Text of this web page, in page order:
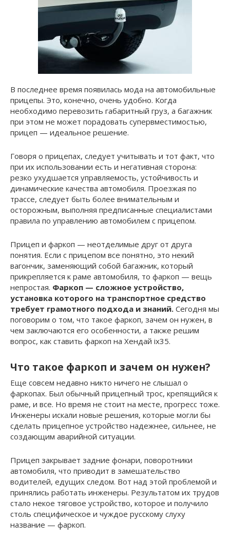
В последнее время появилась мода на автомобильные
прицепы. Это, конечно, очень удобно. Когда
необходимо перевозить габаритный груз, а багажник
при этом не может порадовать супервместимостью,
прицеп — идеальное решение.
Говоря о прицепах, следует учитывать и тот факт, что
при их использовании есть и негативная сторона:
резко ухудшается управляемость, устойчивость и
динамические качества автомобиля. Проезжая по
трассе, следует быть более внимательным и
осторожным, выполняя предписанные специалистами
правила по управлению автомобилем с прицепом.
Прицеп и фаркоп — неотделимые друг от друга
понятия. Если с прицепом все понятно, это некий
вагончик, заменяющий собой багажник, который
прикрепляется к раме автомобиля, то фаркоп — вещь
непростая. Фаркоп — сложное устройство,
установка которого на транспортное средство
требует грамотного подхода и знаний. Сегодня мы
поговорим о том, что такое фаркоп, зачем он нужен, в
чем заключаются его особенности, а также решим
вопрос, как ставить фаркоп на Хендай ix35.
Что такое фаркоп и зачем он нужен?
Еще совсем недавно никто ничего не слышал о
фаркопах. Был обычный прицепный трос, крепящийся к
раме, и все. Но время не стоит на месте, прогресс тоже.
Инженеры искали новые решения, которые могли бы
сделать прицепное устройство надежнее, сильнее, не
создающим аварийной ситуации.
Прицеп закрывает задние фонари, поворотники
автомобиля, что приводит в замешательство
водителей, едущих следом. Вот над этой проблемой и
принялись работать инженеры. Результатом их трудов
стало некое тяговое устройство, которое и получило
столь специфическое и чуждое русскому слуху
название — фаркоп.